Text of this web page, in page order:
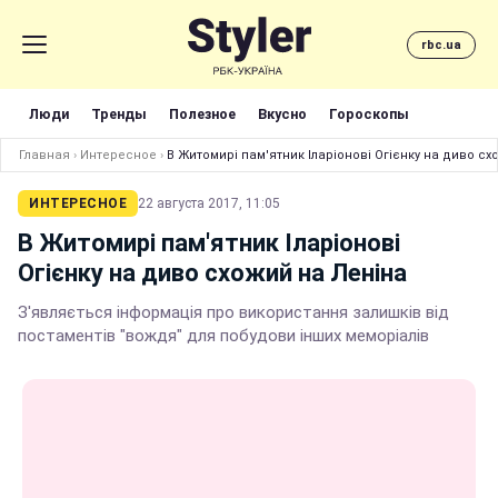
rbc.ua
Люди Тренды Полезное Вкусно Гороскопы
Главная › Интересное › В Житомирі пам'ятник Іларіонові Огієнку на диво
ИНТЕРЕСНОЕ 22 августа 2017, 11:05
В Житомирі пам'ятник Іларіонові
Огієнку на диво схожий на Леніна
З'являється інформація про використання залишків від
постаментів "вождя" для побудови інших меморіалів